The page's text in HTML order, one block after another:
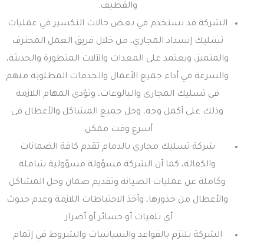
والقطيف.
الشركة قد تستخدم في بعض حالات التكسير في عمليات
تسليك إنسداد المجاري، من خلال فريق العمل المحترف
والمتميز، ويعتمد على المعدات والآلات المتطورة والحديثة،
والسرعة في أداء جميع الأعمال والخدمات المطلوبة منهم
في تسليك المجاري والبالوعات، وتؤدي المهام اللازمة
وذلك على أكمل وجه، وحل جميع المشاكل والأعطال فى
أسرع وقت ممكن.
شركة تسليك مجاري بالدمام تقدم كافة الضمانات
والكفالة، كما أن الشركة مسؤولة مسؤولية شاملة
وكاملة عن عمليات الصيانة وتقديم ضمان وحل المشاكل
والأعطال من جذورها، وأخذ الاحتياطات اللازمة وعدم حدوث
أي تلفيات أو خسائر أو أضرار.
الشركة تلتزم بالقواعد والسياسات والشروط في إتمام